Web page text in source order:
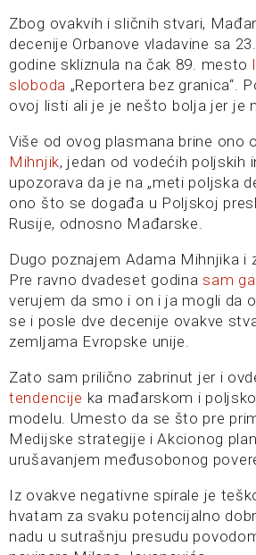
Zbog ovakvih i sličnih stvari,
decenije Orbanove vladavine sa
godine skliznula na čak 89. mesto
sloboda „Reportera bez granica“.
ovoj listi ali je je nešto bolja jer je
Više od ovog plasmana brine ono
Mihnjik, jedan od vodećih poljskih
upozorava da je na „meti poljska
ono što se događa u Poljskoj
Rusije, odnosno Mađarske.
Dugo poznajem Adama Mihnjika i
Pre ravno dvadeset godinasam
verujem da smo i on i ja mogli da
se i posle dve decenije ovakve
zemljama Evropske unije.
Zato sam prilično zabrinut jer i
tendencije ka mađarskom i
modelu. Umesto da se što pre
Medijske strategije i Akcionog
urušavanjem međusobonog
Iz ovakve negativne spirale je
hvatam za svaku potencijalno
nadu u sutrašnju presudu